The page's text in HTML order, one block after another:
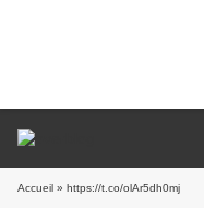
Accueil » https://t.co/olAr5dh0mj